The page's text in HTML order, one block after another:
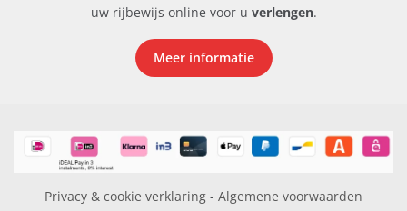
uw rijbewijs online voor u verlengen.
Meer informatie
Privacy & cookie verklaring - Algemene voorwaarden